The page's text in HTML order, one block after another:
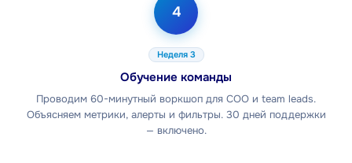
4
Неделя 3
Обучение команды
Проводим 60-минутный воркшоп для COO и team leads.
Объясняем метрики, алерты и фильтры. 30 дней поддержки
— включено.